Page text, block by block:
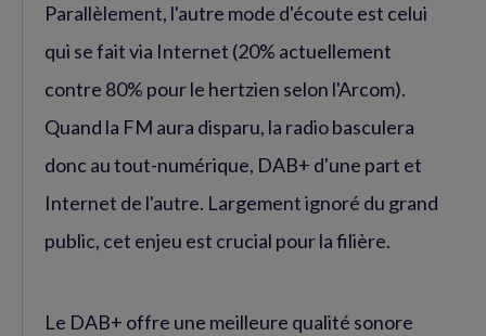
Parallèlement, l'autre mode d'écoute est celui
qui se fait via Internet (20% actuellement
contre 80% pour le hertzien selon l'Arcom).
Quand la FM aura disparu, la radio basculera
donc au tout-numérique, DAB+ d'une part et
Internet de l'autre. Largement ignoré du grand
public, cet enjeu est crucial pour la filière.
Le DAB+ offre une meilleure qualité sonore